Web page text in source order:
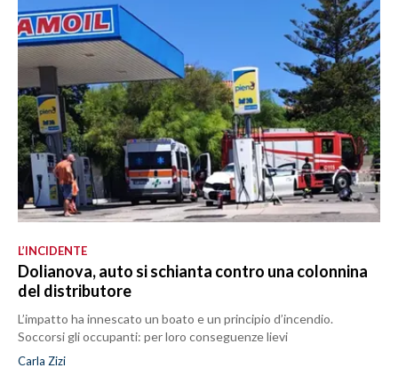
L’INCIDENTE
Dolianova, auto si schianta contro una colonnina
del distributore
L’impatto ha innescato un boato e un principio d’incendio.
Soccorsi gli occupanti: per loro conseguenze lievi
Carla Zizi